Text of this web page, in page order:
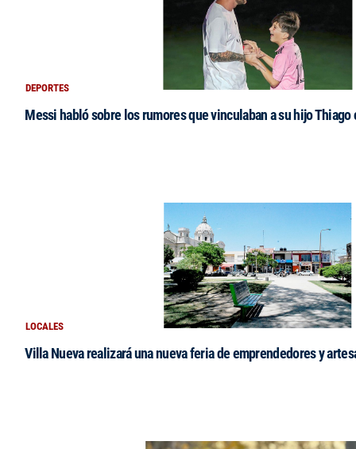
DEPORTES
Messi habló sobre los rumores que vinculaban a su hijo Thiago
LOCALES
Villa Nueva realizará una nueva feria de emprendedores y